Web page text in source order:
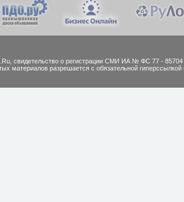
cвидетельство о регистрации СМИ ИА № ФС 77 - 85704
материалов разрешается с обязательной гиперссылкой